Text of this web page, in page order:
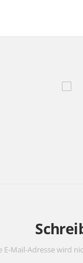
E-Mail-Adresse wird